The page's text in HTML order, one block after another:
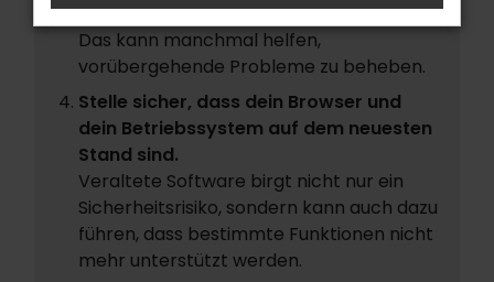
Starte dein Gerät neu.
Das kann manchmal helfen,
vorübergehende Probleme zu beheben.
Stelle sicher, dass dein Browser und
dein Betriebssystem auf dem neuesten
Stand sind.
Veraltete Software birgt nicht nur ein
Sicherheitsrisiko, sondern kann auch dazu
führen, dass bestimmte Funktionen nicht
mehr unterstützt werden.